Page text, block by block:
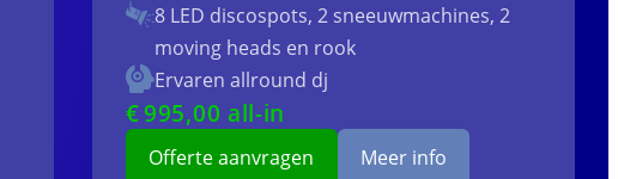
8 LED discospots, 2 sneeuwmachines, 2
moving heads en rook
Ervaren allround dj
€995,00 all-in
Offerte aanvragen Meer info